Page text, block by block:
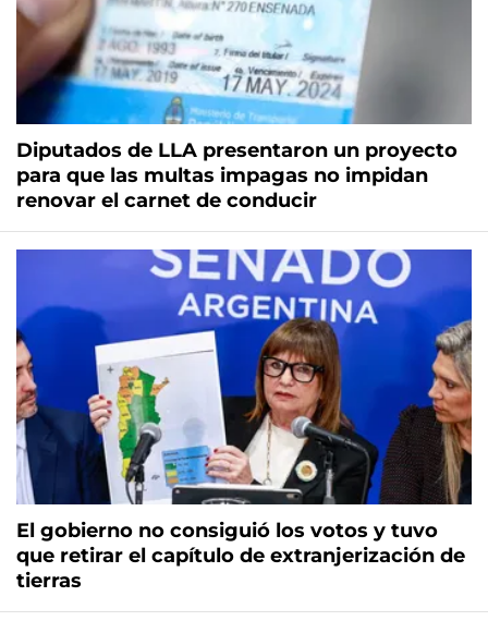
Diputados de LLA presentaron un proyecto
para que las multas impagas no impidan
renovar el carnet de conducir
El gobierno no consiguió los votos y tuvo
que retirar el capítulo de extranjerización de
tierras